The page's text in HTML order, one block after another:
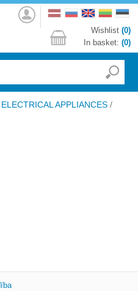
Log
in
Wishlist (0)
In basket: (0)
ELECTRICAL APPLIANCES /